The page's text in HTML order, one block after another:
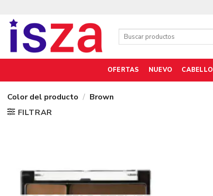
contenido
Buscar
OFERTAS NUEVO CABELLO
Color del producto / Brown
FILTRAR